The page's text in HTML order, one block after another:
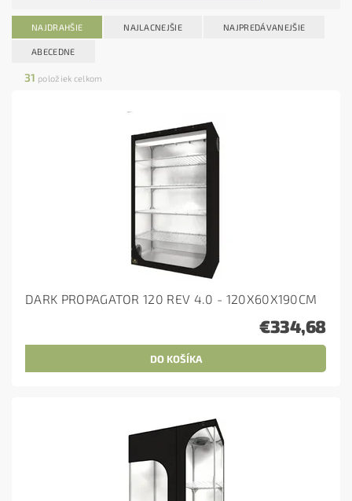
NAJDRAHŠIE NAJLACNEJŠIE NAJPREDÁVANEJŠIE
ABECEDNE
31 položiek celkom
DARK PROPAGATOR 120 REV 4.0 - 120X60X190CM
€334,68